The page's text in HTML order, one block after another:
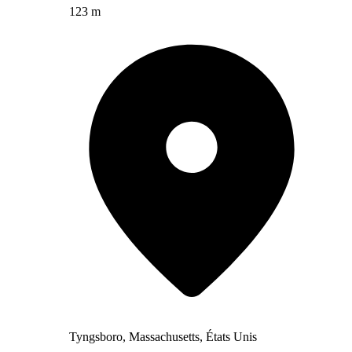
123 m
Tyngsboro, Massachusetts, États Unis